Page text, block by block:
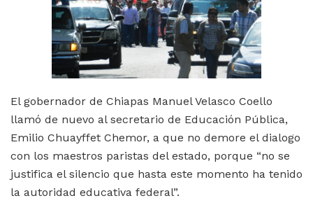
El gobernador de Chiapas Manuel Velasco Coello
llamó de nuevo al secretario de Educación Pública,
Emilio Chuayffet Chemor, a que no demore el dialogo
con los maestros paristas del estado, porque “no se
justifica el silencio que hasta este momento ha tenido
la autoridad educativa federal”.